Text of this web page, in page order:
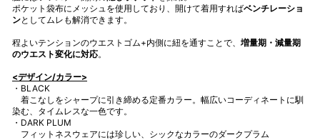
ポケット袋布にメッシュを使用しており、開けて着用すればベンチレーショ
ンとしてムレも解消できます。
程よいテンションのウエストゴム+内側に紐を通すことで、 増量期・減量期
のウエスト変化に対応。
<デザイン/カラー>
・BLACK
着こなしをシャープに引き締める定番カラー。幅広いコーディネートに馴
染む、タイムレスな一色です。
・DARK PLUM
フィットネスウェアには珍しい、シックなカラーのダークプラム